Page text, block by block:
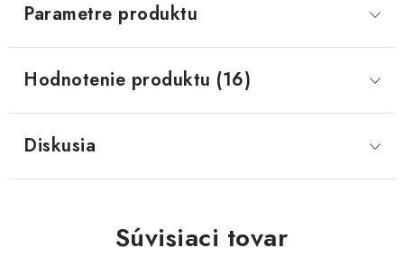
Parametre produktu
Hodnotenie produktu (16)
Diskusia
Súvisiaci tovar